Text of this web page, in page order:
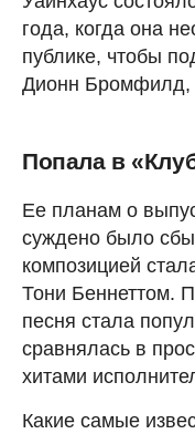
года, когда она
публике, чтобы
Дионн Бромфилд,
Попала в
Ее планам о
суждено было
композицией
Тони Беннеттом.
песня стала
сравнялась в
хитами
Какие самые